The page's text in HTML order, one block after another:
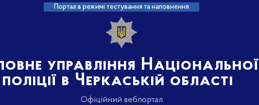
Портал в режимі тестування та наповнення
управління Національної
поліції в Черкаській області
Офіційний вебпортал